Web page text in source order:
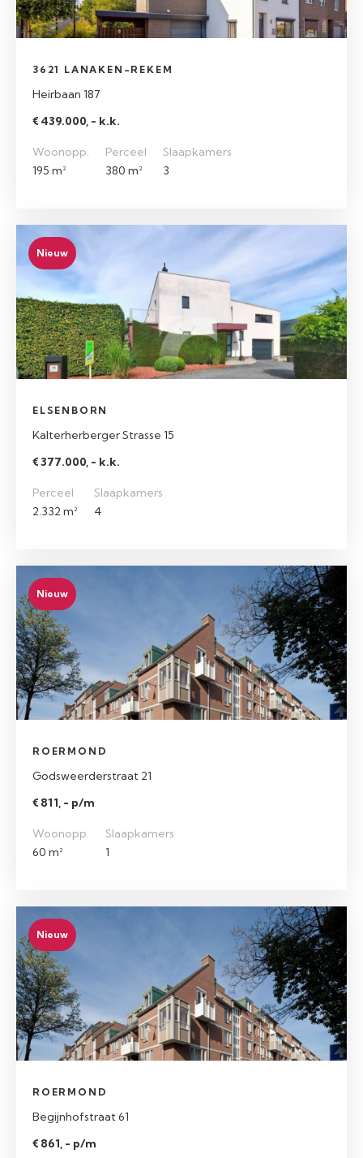
3621 LANAKEN-REKEM
Heirbaan 187
€ 439.000, - k.k.
Woonopp.
195 m²
Perceel
380 m²
Slaapkamers
3
Nieuw
ELSENBORN
Kalterherberger Strasse 15
€ 377.000, - k.k.
Perceel
2.332 m²
Slaapkamers
4
Nieuw
ROERMOND
Godsweerderstraat 21
€ 811, - p/m
Woonopp.
60 m²
Slaapkamers
1
Nieuw
ROERMOND
Begijnhofstraat 61
€ 861, - p/m